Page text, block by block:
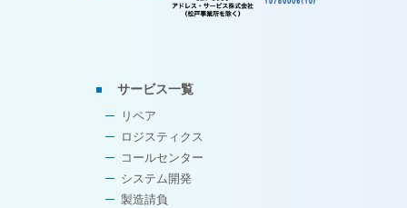
サービス一覧
リペア
ロジスティクス
コールセンター
システム開発
製造請負